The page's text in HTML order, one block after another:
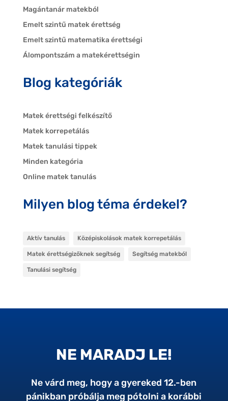
Magántanár matekból
Emelt szintű matek érettség
Emelt szintű matematika érettségi
Álompontszám a matekérettségin
Blog kategóriák
Matek érettségi felkészítő
Matek korrepetálás
Matek tanulási tippek
Minden kategória
Online matek tanulás
Milyen blog téma érdekel?
Aktív tanulás Középiskolások matek korrepetálás
Matek érettségizőknek segítség Segítség matekból
Tanulási segítség
NE MARADJ LE!
Ne várd meg, hogy a gyereked 12.-ben
pánikban próbálja meg pótolni a korábbi